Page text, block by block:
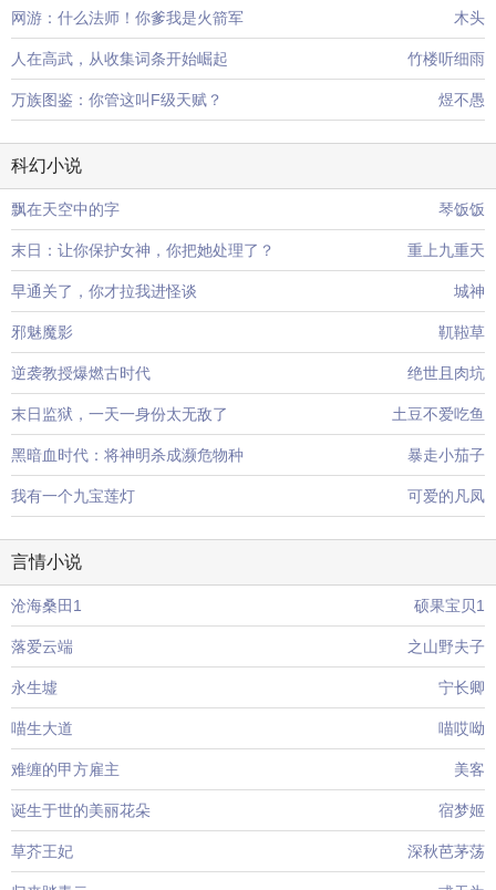
网游：什么法师！你爹我是火箭军 木头
人在高武，从收集词条开始崛起 竹楼听细雨
万族图鉴：你管这叫F级天赋？ 煜不愚
科幻小说
飘在天空中的字 琴饭饭
末日：让你保护女神，你把她处理了？ 重上九重天
早通关了，你才拉我进怪谈 城神
邪魅魔影 靰鞡草
逆袭教授爆燃古时代 绝世且肉坑
末日监狱，一天一身份太无敌了 土豆不爱吃鱼
黑暗血时代：将神明杀成濒危物种 暴走小茄子
我有一个九宝莲灯 可爱的凡凤
言情小说
沧海桑田1 硕果宝贝1
落爱云端 之山野夫子
永生墟 宁长卿
喵生大道 喵哎呦
难缠的甲方雇主 美客
诞生于世的美丽花朵 宿梦姬
草芥王妃 深秋芭茅荡